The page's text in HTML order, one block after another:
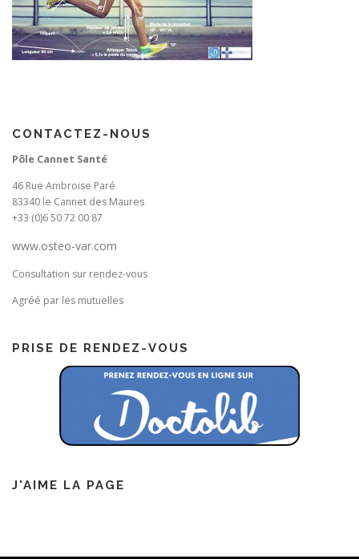
CONTACTEZ-NOUS
Pôle Cannet Santé
46 Rue Ambroise Paré
83340 le Cannet des Maures
+33 (0)6 50 72 00 87
www.osteo-var.com
Consultation sur rendez-vous
Agréé par les mutuelles
PRISE DE RENDEZ-VOUS
J'AIME LA PAGE